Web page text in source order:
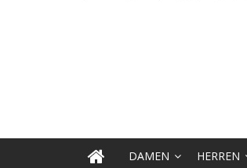
DAMEN HERREN